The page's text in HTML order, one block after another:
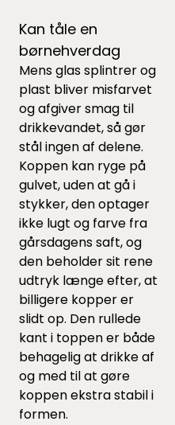
Kan tåle en
børnehverdag
Mens glas splintrer og
plast bliver misfarvet
og afgiver smag til
drikkevandet, så gør
stål ingen af delene.
Koppen kan ryge på
gulvet, uden at gå i
stykker, den optager
ikke lugt og farve fra
gårsdagens saft, og
den beholder sit rene
udtryk længe efter, at
billigere kopper er
slidt op. Den rullede
kant i toppen er både
behagelig at drikke af
og med til at gøre
koppen ekstra stabil i
formen.